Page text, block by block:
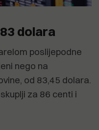
dolara
poslijepodne
nego na
od 83,45 dolara.
za 86 centi i